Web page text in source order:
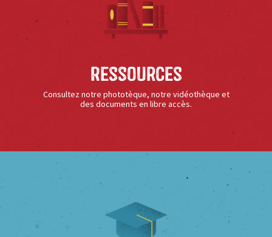
Ressources
Consultez notre phototèque, notre vidéothèque et
des documents en libre accès.